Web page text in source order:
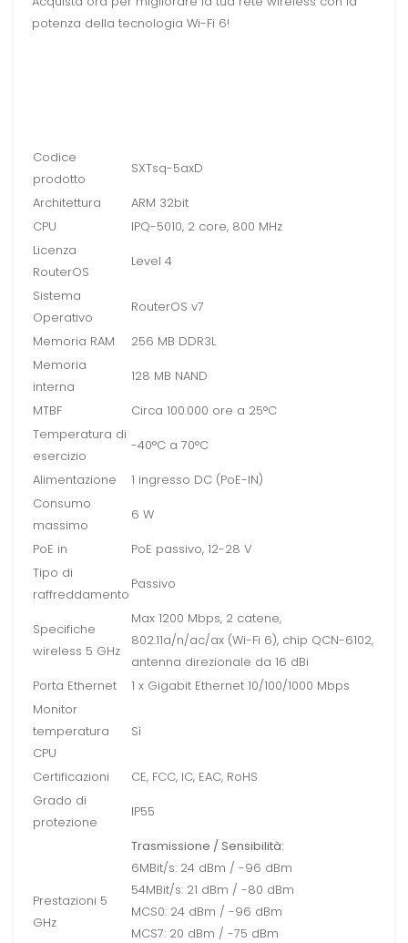
potenza della tecnologia Wi-Fi 6!
Codice
prodotto
SXTsq-5axD
Architettura
ARM 32bit
CPU
IPQ-5010, 2 core, 800 MHz
Licenza
RouterOS
Level 4
Sistema
Operativo
RouterOS v7
Memoria RAM
256 MB DDR3L
Memoria
interna
128 MB NAND
MTBF
Circa 100.000 ore a 25°C
Temperatura di
esercizio
-40°C a 70°C
Alimentazione
1 ingresso DC (PoE-IN)
Consumo
massimo
6 W
PoE in
PoE passivo, 12-28 V
Tipo di
raffreddamento
Passivo
Specifiche
wireless 5 GHz
Max 1200 Mbps, 2 catene,
802.11a/n/ac/ax (Wi-Fi 6), chip QCN-6102,
antenna direzionale da 16 dBi
Porta Ethernet
1 x Gigabit Ethernet 10/100/1000 Mbps
Monitor
temperatura
CPU
Sì
Certificazioni
CE, FCC, IC, EAC, RoHS
Grado di
protezione
IP55
Prestazioni 5
GHz
Trasmissione / Sensibilità:
6MBit/s: 24 dBm / -96 dBm
54MBit/s: 21 dBm / -80 dBm
MCS0: 24 dBm / -96 dBm
MCS7: 20 dBm / -75 dBm